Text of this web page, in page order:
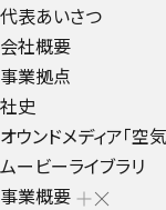
代表あいさつ
会社概要
事業拠点
社史
オウンドメディア「空
ムービーライブラリ
事業概要